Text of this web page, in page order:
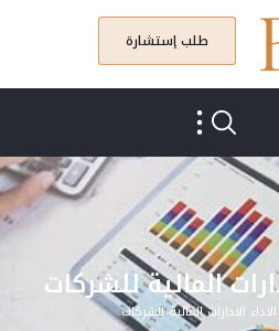
طلب إستشارة
المالية للشركات
الادارات المالية للشركات